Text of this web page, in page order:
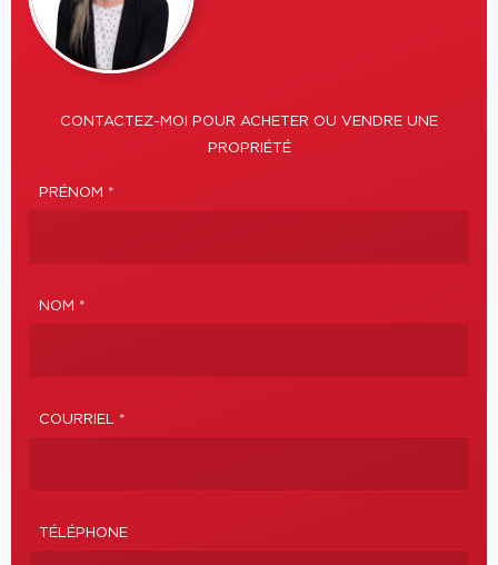
CONTACTEZ-MOI POUR ACHETER OU VENDRE UNE
PROPRIÉTÉ
PRÉNOM *
NOM *
COURRIEL *
TÉLÉPHONE